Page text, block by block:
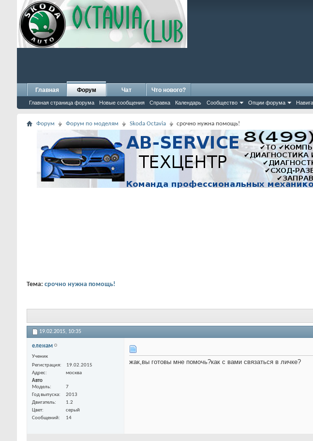
Главная Форум
Главная страница форума Новые сообщения Справка Календарь Сообщество Опции форума
Чат Что нового?
Форум Форум по моделям Skoda Octavia срочно нужна помощь!
Тема: срочно нужна помощь!
19.02.2015, 10:35
еленам
Ученик
Регистрация
19.02.2015
Адрес
москва
Авто
Модель
7
Год выпуска
2013
Двигатель
1.2
Цвет
серый
Сообщений
14
жак,вы готовы мне помочь?как с вами связаться в личке?